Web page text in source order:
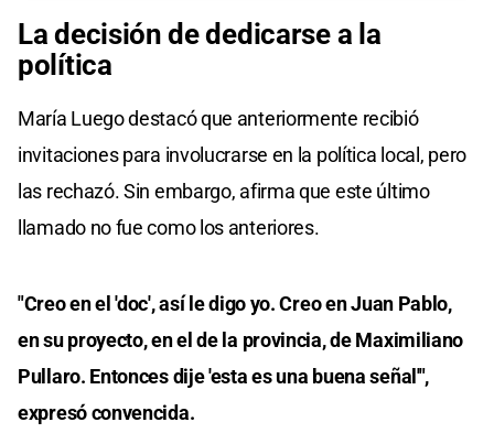
La decisión de dedicarse a la
política
María Luego destacó que anteriormente recibió
invitaciones para involucrarse en la política local, pero
las rechazó. Sin embargo, afirma que este último
llamado no fue como los anteriores.
"Creo en el 'doc', así le digo yo. Creo en Juan Pablo,
en su proyecto, en el de la provincia, de Maximiliano
Pullaro. Entonces dije 'esta es una buena señal'",
expresó convencida.